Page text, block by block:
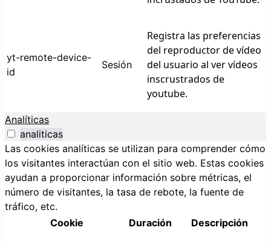
yt-remote-device-
id
Sesión
Registra las preferencias
del reproductor de vídeo
del usuario al ver vídeos
inscrustrados de
youtube.
Analíticas
analiticas
Las cookies analíticas se utilizan para comprender cómo
los visitantes interactúan con el sitio web. Estas cookies
ayudan a proporcionar información sobre métricas, el
número de visitantes, la tasa de rebote, la fuente de
tráfico, etc.
Cookie
Duración Descripción